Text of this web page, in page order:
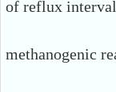
of reflux
methanogenic